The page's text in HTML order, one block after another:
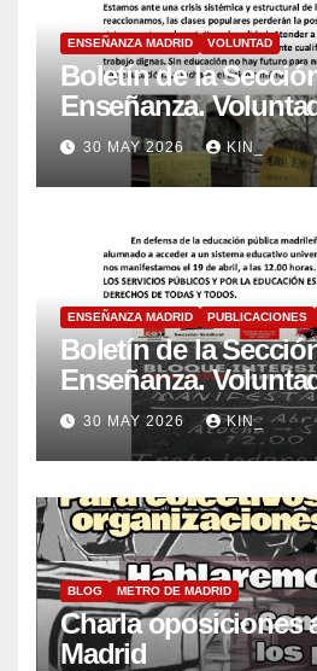
ENSEÑANZA MADRID VOLUNTAD
Boletín de la
Enseñanza.
30 MAY 2026 KIN_
ENSEÑANZA MADRID PUBLICACIONES
Boletín de la
Enseñanza.
30 MAY 2026 KIN_
BLOG METRO DE MADRID
Charla oposiciones
Madrid